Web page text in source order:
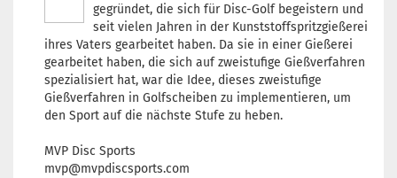
gegründet, die sich für Disc-Golf begeistern und
seit vielen Jahren in der Kunststoffspritzgießerei
ihres Vaters gearbeitet haben. Da sie in einer Gießerei
gearbeitet haben, die sich auf zweistufige Gießverfahren
spezialisiert hat, war die Idee, dieses zweistufige
Gießverfahren in Golfscheiben zu implementieren, um
den Sport auf die nächste Stufe zu heben.
MVP Disc Sports
mvp@mvpdiscsports.com